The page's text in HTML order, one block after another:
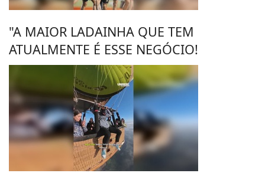
"A MAIOR LADAINHA QUE TEM
ATUALMENTE É ESSE NEGÓCIO!